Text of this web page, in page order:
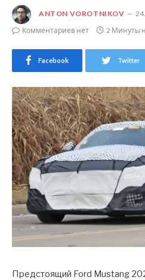
ANTON VOROTNIKOV
Комментариев нет
2 Минуты
Facebook Twitter
Предстоящий Ford Mustang